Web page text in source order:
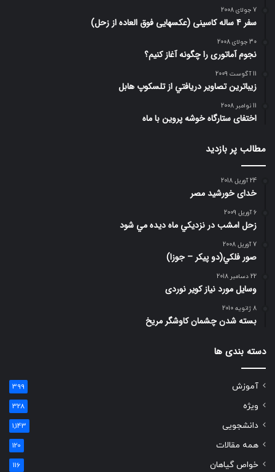
7 جولای 2008
سفر 4 ساله کاسینی (عکسهایی فوق العاده از زحل)
30 جولای 2008
نجوم آماتوری را چگونه آغاز کنیم؟
11 آگوست 2009
زيباترين تصاوير دريافتي از تلسكوپ هابل
11 نوامبر 2008
اختفای ستارگاه خوشه پروین با ماه
مطالب پر بازدید
24 آوریل 2018
خدای خورشید مصر
6 آوریل 2009
زحل امشب در نزديكي ماه ديده مي شود
7 آوریل 2008
صور فلكي(دو پیکر – جوزا)
22 دسامبر 2018
وسایل مورد نیاز کویر نوردی
8 ژانویه 2010
بسته شدن چشمان کاوشگر مريخ
دسته بندی ها
آموزش 399
ویژه 328
دانشجویی 1,143
همه مقالات 120
خواص گیاهان 116